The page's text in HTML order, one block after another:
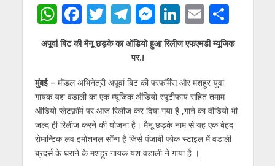
W
h
at
s
A
p
p
F
ac
e
b
o
o
k
T
w
itt
er
T
el
e
gr
a
m
M
e
ss
e
n
g
er
Li
n
k
e
dI
n
E
m
ai
S
h
ar
अपूर्वा बिट की मैनू छड़के का ऑडियो हुआ रिलीज एफएमडी म्यूजिक
पर.!
मुंबई – मॉडल अभिनेत्री अपूर्वा बिट की परफॉर्मेंस और मशहूर युवा
गायक यश वडाली का एक म्यूजिक ऑडियो स्पूटीफाय सहित तमाम
ऑडियो प्लेटफ़ॉर्म पर आज रिलीज कर दिया गया है ,गाने का वीडियो भी
जल्द ही रिलीज करने की योजना है। मैनू छड़के नाम से यह एक बेहद
रोमान्टिक लव इमोशनल सॉन्ग है जिसे पंजाबी फोक स्टाइल में वडाली
ब्रदर्स के घराने के मशहूर गायक यश वडाली ने गाया है ।